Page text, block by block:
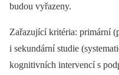
budou vyřazeny.
Zařazující kritéria: primární
i sekundární studie
kognitivních intervencí s